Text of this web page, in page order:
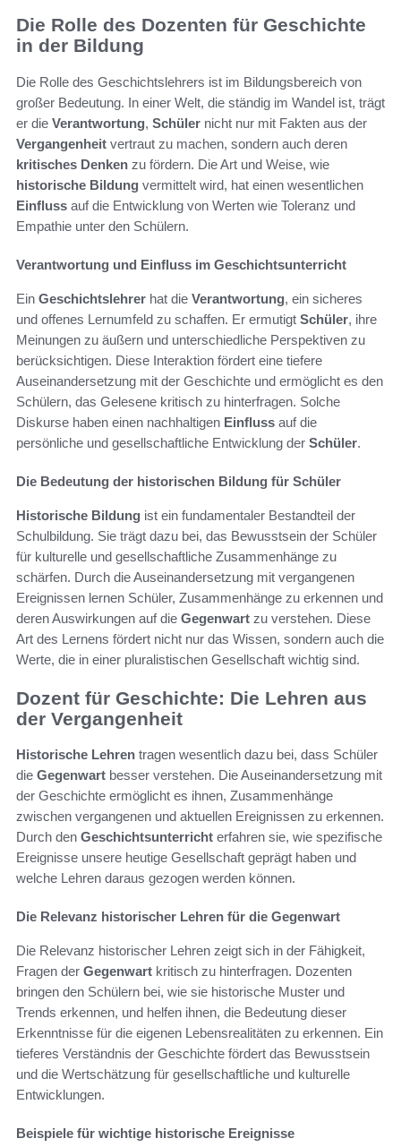
Die Rolle des Dozenten für Geschichte
in der Bildung
Die Rolle des Geschichtslehrers ist im Bildungsbereich von
großer Bedeutung. In einer Welt, die ständig im Wandel ist, trägt
er die Verantwortung, Schüler nicht nur mit Fakten aus der
Vergangenheit vertraut zu machen, sondern auch deren
kritisches Denken zu fördern. Die Art und Weise, wie
historische Bildung vermittelt wird, hat einen wesentlichen
Einfluss auf die Entwicklung von Werten wie Toleranz und
Empathie unter den Schülern.
Verantwortung und Einfluss im Geschichtsunterricht
Ein Geschichtslehrer hat die Verantwortung, ein sicheres
und offenes Lernumfeld zu schaffen. Er ermutigt Schüler, ihre
Meinungen zu äußern und unterschiedliche Perspektiven zu
berücksichtigen. Diese Interaktion fördert eine tiefere
Auseinandersetzung mit der Geschichte und ermöglicht es den
Schülern, das Gelesene kritisch zu hinterfragen. Solche
Diskurse haben einen nachhaltigen Einfluss auf die
persönliche und gesellschaftliche Entwicklung der Schüler.
Die Bedeutung der historischen Bildung für Schüler
Historische Bildung ist ein fundamentaler Bestandteil der
Schulbildung. Sie trägt dazu bei, das Bewusstsein der Schüler
für kulturelle und gesellschaftliche Zusammenhänge zu
schärfen. Durch die Auseinandersetzung mit vergangenen
Ereignissen lernen Schüler, Zusammenhänge zu erkennen und
deren Auswirkungen auf die Gegenwart zu verstehen. Diese
Art des Lernens fördert nicht nur das Wissen, sondern auch die
Werte, die in einer pluralistischen Gesellschaft wichtig sind.
Dozent für Geschichte: Die Lehren aus
der Vergangenheit
Historische Lehren tragen wesentlich dazu bei, dass Schüler
die Gegenwart besser verstehen. Die Auseinandersetzung mit
der Geschichte ermöglicht es ihnen, Zusammenhänge
zwischen vergangenen und aktuellen Ereignissen zu erkennen.
Durch den Geschichtsunterricht erfahren sie, wie spezifische
Ereignisse unsere heutige Gesellschaft geprägt haben und
welche Lehren daraus gezogen werden können.
Die Relevanz historischer Lehren für die Gegenwart
Die Relevanz historischer Lehren zeigt sich in der Fähigkeit,
Fragen der Gegenwart kritisch zu hinterfragen. Dozenten
bringen den Schülern bei, wie sie historische Muster und
Trends erkennen, und helfen ihnen, die Bedeutung dieser
Erkenntnisse für die eigenen Lebensrealitäten zu erkennen. Ein
tieferes Verständnis der Geschichte fördert das Bewusstsein
und die Wertschätzung für gesellschaftliche und kulturelle
Entwicklungen.
Beispiele für wichtige historische Ereignisse